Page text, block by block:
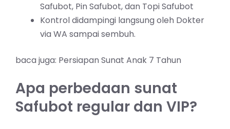
Safubot, Pin Safubot, dan Topi Safubot
Kontrol didampingi langsung oleh Dokter
via WA sampai sembuh.
baca juga: Persiapan Sunat Anak 7 Tahun
Apa perbedaan sunat
Safubot regular dan VIP?